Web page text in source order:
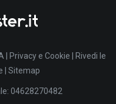
| Privacy e Cookie
Rivedi le
Sitemap
04628270482